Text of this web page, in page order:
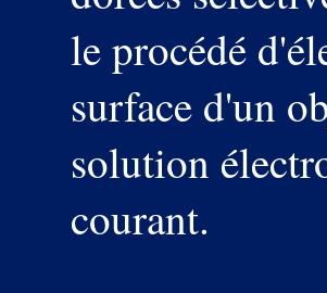
le procédé
surface d'un
solution
courant.